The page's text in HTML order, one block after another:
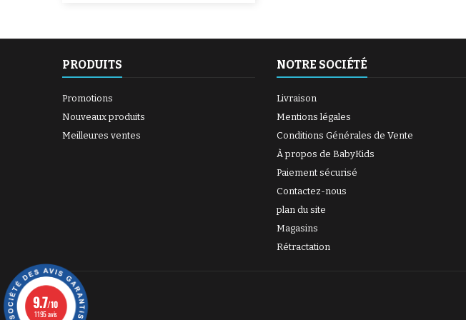
PRODUITS
Promotions
Nouveaux produits
Meilleures ventes
NOTRE SOCIÉTÉ
Livraison
Mentions légales
Conditions Générales de Vente
À propos de BabyKids
Paiement sécurisé
Contactez-nous
plan du site
Magasins
Rétractation
9.7/10
1195 avis